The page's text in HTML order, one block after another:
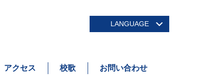
LANGUAGE
アクセス 校歌 お問い合わせ